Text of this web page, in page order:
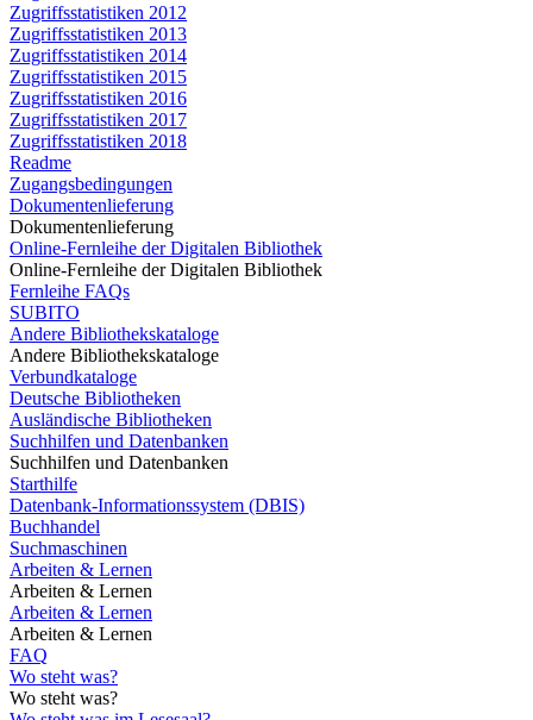
Zugriffsstatistiken 2012
Zugriffsstatistiken 2013
Zugriffsstatistiken 2014
Zugriffsstatistiken 2015
Zugriffsstatistiken 2016
Zugriffsstatistiken 2017
Zugriffsstatistiken 2018
Readme
Zugangsbedingungen
Dokumentenlieferung
Dokumentenlieferung
Online-Fernleihe der Digitalen Bibliothek
Online-Fernleihe der Digitalen Bibliothek
Fernleihe FAQs
SUBITO
Andere Bibliothekskataloge
Andere Bibliothekskataloge
Verbundkataloge
Deutsche Bibliotheken
Ausländische Bibliotheken
Suchhilfen und Datenbanken
Suchhilfen und Datenbanken
Starthilfe
Datenbank-Informationssystem (DBIS)
Buchhandel
Suchmaschinen
Arbeiten & Lernen
Arbeiten & Lernen
Arbeiten & Lernen
Arbeiten & Lernen
FAQ
Wo steht was?
Wo steht was?